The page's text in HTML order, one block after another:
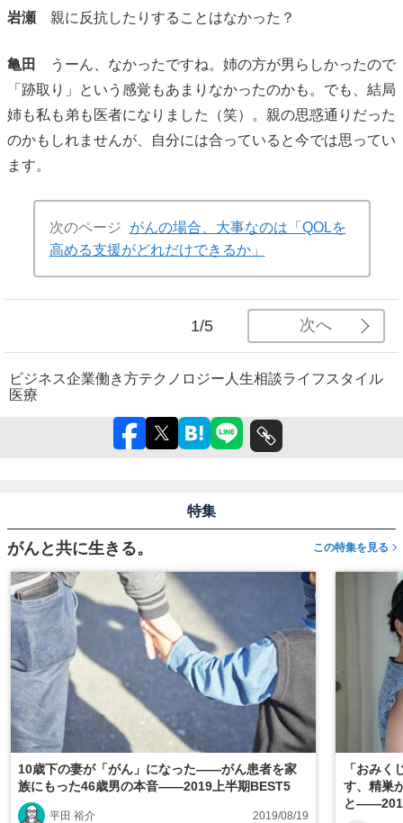
岩瀬 親に反抗したりすることはなかった？
亀田
うーん、なかったですね。姉の方が男らしかったので
「跡取り」という感覚もあまりなかったのかも。でも、結局
姉も私も弟も医者になりました（笑）。親の思惑通りだった
のかもしれませんが、自分には合っていると今では思ってい
ます。
次のページ
がんの場合、大事なのは「QOLを
高める支援がどれだけできるか」
1/5 次へ
ビジネス企業働き方テクノロジー 人生相談ライフスタイル
医療
特集
がんと共に生きる。 この特集を見る
10歳下の妻が「がん」になった――がん患者を家
族にもった46歳男の本音――2019上半期BEST5
平田 裕介 2019/08/19
「おみ
す、精巣
と